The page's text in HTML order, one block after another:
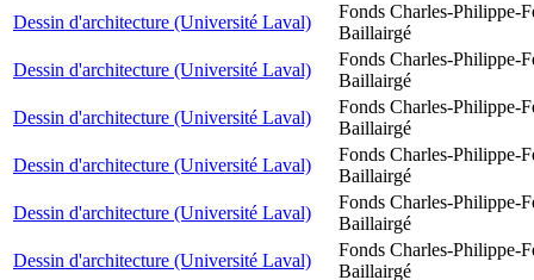
Dessin d'architecture (Université Laval)
Fonds Charles-Philippe-
Baillairgé
Dessin d'architecture (Université Laval)
Fonds Charles-Philippe-
Baillairgé
Dessin d'architecture (Université Laval)
Fonds Charles-Philippe-
Baillairgé
Dessin d'architecture (Université Laval)
Fonds Charles-Philippe-
Baillairgé
Dessin d'architecture (Université Laval)
Fonds Charles-Philippe-
Baillairgé
Dessin d'architecture (Université Laval)
Fonds Charles-Philippe-
Baillairgé